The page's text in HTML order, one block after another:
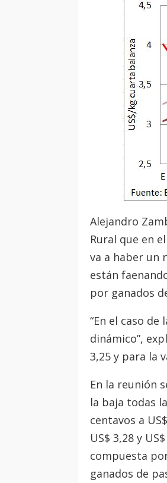
Alejandro
Rural que en
va a haber un
están
por ganados
“En el caso
dinámico”,
3,25 y para la
En la reunión
la baja todas
centavos a
US$ 3,28 y
compuesta
ganados de